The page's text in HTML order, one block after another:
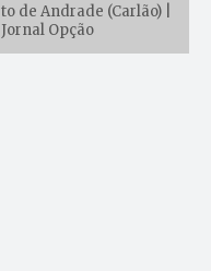
de Andrade (Carlão) |
Opção